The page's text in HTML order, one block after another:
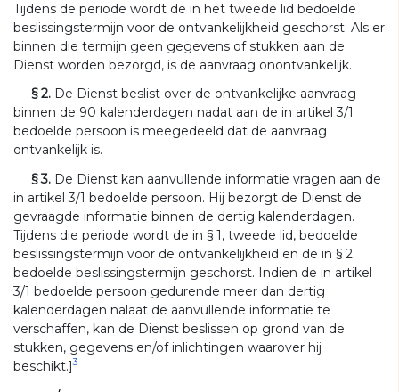
Tijdens de periode wordt de in het tweede lid bedoelde
beslissingstermijn voor de ontvankelijkheid geschorst. Als er
binnen die termijn geen gegevens of stukken aan de
Dienst worden bezorgd, is de aanvraag onontvankelijk.
§ 2. De Dienst beslist over de ontvankelijke aanvraag
binnen de 90 kalenderdagen nadat aan de in artikel 3/1
bedoelde persoon is meegedeeld dat de aanvraag
ontvankelijk is.
§ 3. De Dienst kan aanvullende informatie vragen aan de
in artikel 3/1 bedoelde persoon. Hij bezorgt de Dienst de
gevraagde informatie binnen de dertig kalenderdagen.
Tijdens die periode wordt de in § 1, tweede lid, bedoelde
beslissingstermijn voor de ontvankelijkheid en de in § 2
bedoelde beslissingstermijn geschorst. Indien de in artikel
3/1 bedoelde persoon gedurende meer dan dertig
kalenderdagen nalaat de aanvullende informatie te
verschaffen, kan de Dienst beslissen op grond van de
stukken, gegevens en/of inlichtingen waarover hij
beschikt.]3